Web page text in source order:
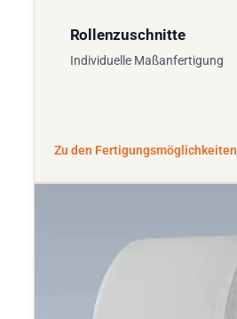
Rollenzuschnitte
Individuelle Maßanfertigung
Zu den Fertigungsmöglichkeiten